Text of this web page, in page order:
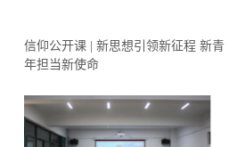
信仰公开课 | 新思想引领新征程 新青
年担当新使命